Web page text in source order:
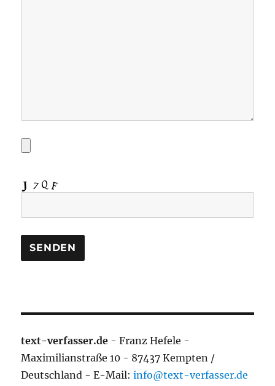
text-verfasser.de - Franz Hefele -
Maximilianstraße 10 - 87437 Kempten /
Deutschland - E-Mail:info@text-verfasser.de